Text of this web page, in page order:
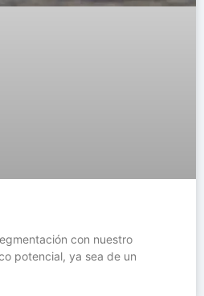
con nuestro
potencial, ya sea de un